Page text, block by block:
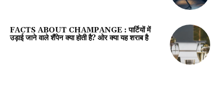
FACTS ABOUT CHAMPANGE : पार्टियों में
उड़ाई जाने वाले शैंपेन क्या होती है? ओर क्या यह शराब है